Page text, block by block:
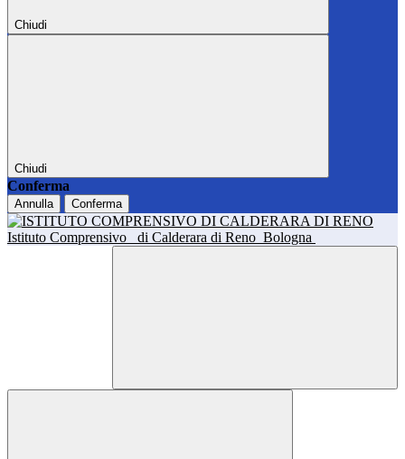
Chiudi
Chiudi
Conferma
Annulla Conferma
Istituto Comprensivo di Calderara di Reno Bologna